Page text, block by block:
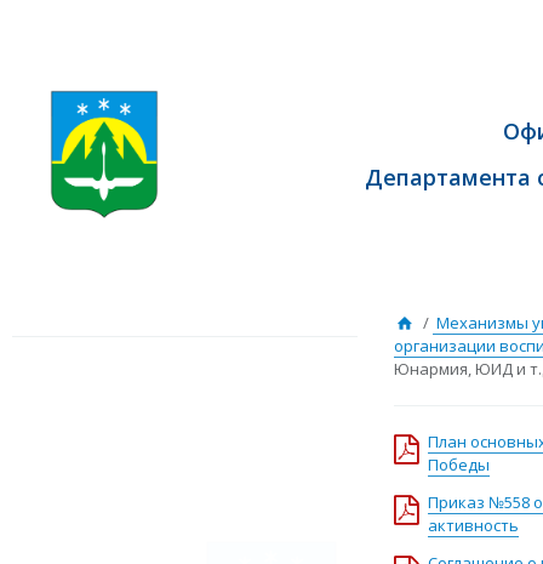
Департамента
/ Механизмы
организации
Юнармия, ЮИД и
План
Победы
Приказ №558
активность